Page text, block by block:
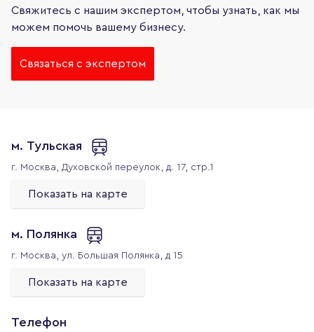
Свяжитесь с нашим экспертом, чтобы узнать, как мы
можем помочь вашему бизнесу.
Связаться с экспертом
м. Тульская
г. Москва, Духовской переулок, д. 17, стр.1
Показать на карте
м. Полянка
г. Москва, ул. Большая Полянка, д 15
Показать на карте
Телефон